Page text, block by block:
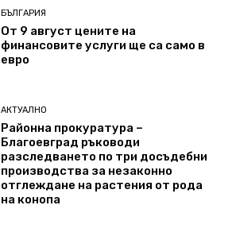
БЪЛГАРИЯ
От 9 август цените на
финансовите услуги ще са само в
евро
АКТУАЛНО
Районна прокуратура –
Благоевград ръководи
разследването по три досъдебни
производства за незаконно
отглеждане на растения от рода
на конопа